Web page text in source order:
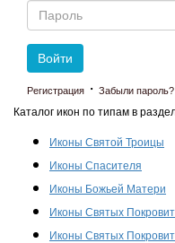
Пароль
Войти
Регистрация · Забыли пароль?
Каталог икон по типам в
Иконы Святой Троицы
Иконы Спасителя
Иконы Божьей Матери
Иконы Святых
Иконы Святых